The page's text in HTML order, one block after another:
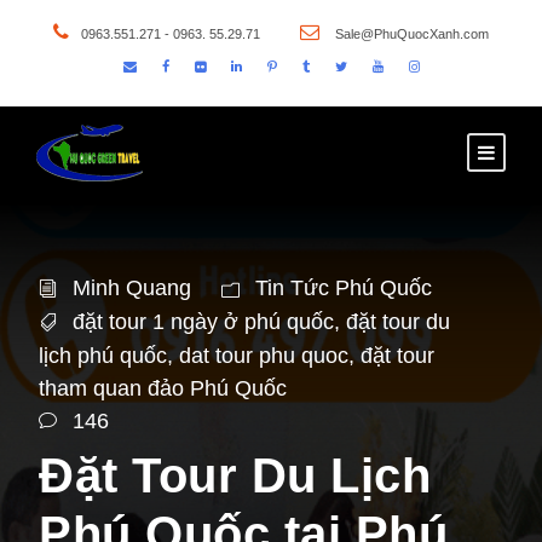
0963.551.271 - 0963. 55.29.71 Sale@PhuQuocXanh.com
Minh Quang
Tin Tức Phú Quốc
đặt tour 1 ngày ở phú quốc, đặt tour du
lịch phú quốc, dat tour phu quoc, đặt tour
tham quan đảo Phú Quốc
146
Đặt Tour Du Lịch